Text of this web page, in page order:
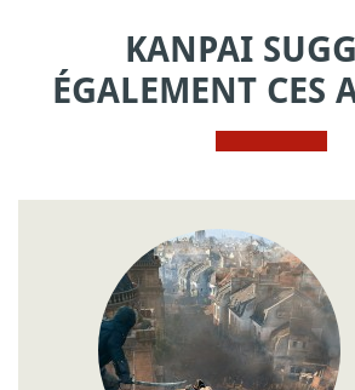
KANPAI
ÉGALEMENT CES